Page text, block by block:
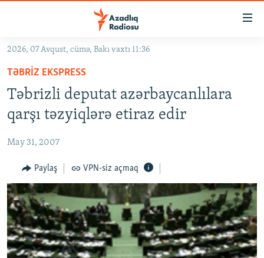
Əsas
qayıt
Əsas
qayıt
GÜNDƏM
#İZAHLA
KORRUPSIOMETR
#ƏSLINDƏ
FƏRQƏ BAX
QANUNI DOĞRU
ARAŞDIRMA
MULTIMEDIA
VIDEO
FOTOQALEREYA
RADIO ARXIV
OXU ZALI
HAQQIMIZDA
2026, 07 Avqust, cümə, Bakı vaxtı 11:36
TƏBRIZ EKSPRESS
Təbrizli deputat azərbaycanlılara
qarşı təzyiqlərə etiraz edir
May 31, 2007
Paylaş VPN-siz açmaq